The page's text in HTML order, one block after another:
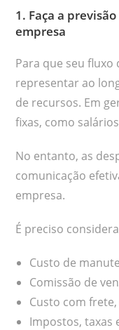
1. Faça a
empresa
Para que seu fluxo
representar ao
de recursos. Em
fixas, como
No entanto, as
comunicação
empresa.
É preciso
Custo de
Comissão de
Custo com
Impostos, taxas